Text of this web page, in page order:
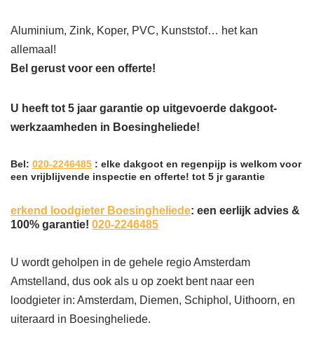
Aluminium, Zink, Koper, PVC, Kunststof… het kan
allemaal!
Bel gerust voor een offerte!
U heeft tot 5 jaar garantie op uitgevoerde dakgoot-
werkzaamheden in Boesingheliede!
Bel: 020-2246485 : elke dakgoot en regenpijp is welkom voor
een vrijblijvende inspectie en offerte! tot 5 jr garantie
erkend loodgieter Boesingheliede: een eerlijk advies &
100% garantie! 020-2246485
U wordt geholpen in de gehele regio Amsterdam
Amstelland, dus ook als u op zoekt bent naar een
loodgieter in: Amsterdam, Diemen, Schiphol, Uithoorn, en
uiteraard in Boesingheliede.